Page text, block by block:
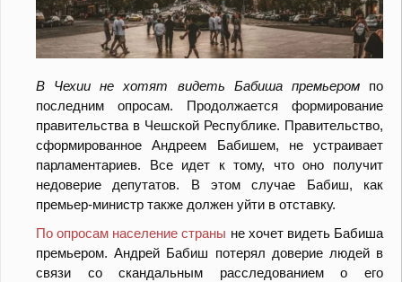
В Чехии не хотят видеть Бабиша премьеромпо
последним опросам. Продолжается формирование
правительства в Чешской Республике. Правительство,
сформированное Андреем Бабишем, не устраивает
парламентариев. Все идет к тому, что оно получит
недоверие депутатов. В этом случае Бабиш, как
премьер-министр также должен уйти в отставку.
По опросам население страны не хочет видеть Бабиша
премьером. Андрей Бабиш потерял доверие людей в
связи со скандальным расследованием о его